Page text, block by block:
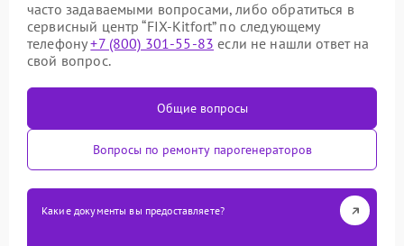
часто задаваемыми вопросами, либо обратиться в
сервисный центр “FIX-Kitfort” по следующему
телефону+7 (800) 301-55-83 если не нашли ответ на
свой вопрос.
Общие вопросы
Вопросы по ремонту парогенераторов
Какие документы вы предоставляете?